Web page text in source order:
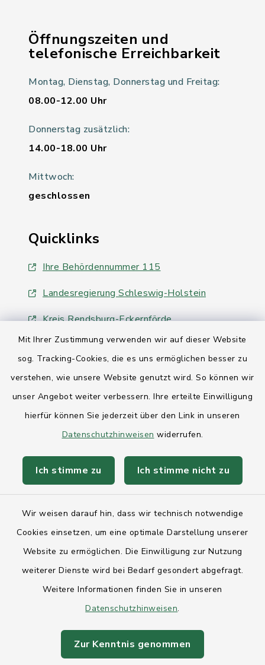
Mit Ihrer Zustimmung verwenden wir auf dieser Website
sog. Tracking-Cookies, die es uns ermöglichen besser zu
verstehen, wie unsere Website genutzt wird. So können wir
unser Angebot weiter verbessern. Ihre erteilte Einwilligung
hierfür können Sie jederzeit über den Link in unseren
Datenschutzhinweisen widerrufen.
Ich stimme zu Ich stimme nicht zu
Wir weisen darauf hin, dass wir technisch notwendige
Cookies einsetzen, um eine optimale Darstellung unserer
Website zu ermöglichen. Die Einwilligung zur Nutzung
weiterer Dienste wird bei Bedarf gesondert abgefragt.
Weitere Informationen finden Sie in unseren
Datenschutzhinweisen.
Zur Kenntnis genommen
Öffnungszeiten und
telefonische Erreichbarkeit
Montag, Dienstag, Donnerstag und Freitag:
08.00-12.00 Uhr
Donnerstag zusätzlich:
14.00-18.00 Uhr
Mittwoch:
geschlossen
Quicklinks
Ihre Behördennummer 115
Landesregierung Schleswig-Holstein
Kreis Rendsburg-Eckernförde
AktivRegion Mittelholstein
Kontakt
Anfahrt
Barrierefreiheit
Datenschutz
Impressum
Sitemap
Cookie-Einstellungen